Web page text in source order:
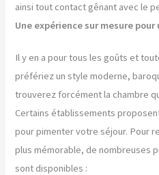
ainsi tout contact gênant avec le
Une expérience sur mesure
Il y en a pour tous les goûts et
préfériez un style moderne,
trouverez forcément la chambre
Certains établissements
pour pimenter votre séjour. Pour
plus mémorable, de nombreuses
sont disponibles :